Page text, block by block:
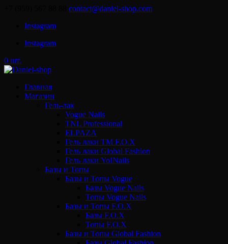
contact@daniel-shop.com
Instagram
Instagram
0 шт.
Главная
Магазин
Гель-лак
Vogue Nails
TNL Professional
ELPAZA
Гель лаки ТМ F.O.X
Гель лаки Global Fashion
Гель лаки Yo!Nails
Базы и Топы
Базы и Топы Vogue
Базы Vogue Nails
Топы Vogue Nails
Базы и Топы F.O.X
Базы F.O.X
Топы F.O.X
Базы и Топы Global Fashion